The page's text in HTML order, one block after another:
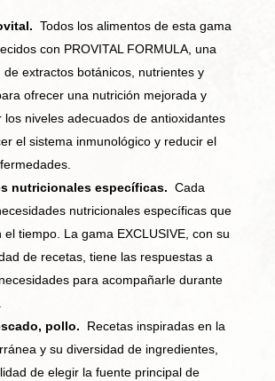
Todos los alimentos de esta gama
con PROVITAL FORMULA, una
de extractos botánicos, nutrientes y
ofrecer una nutrición mejorada y
los niveles adecuados de antioxidantes
el sistema inmunológico y reducir el
nutricionales específicas. Cada
nutricionales específicas que
el tiempo. La gama EXCLUSIVE, con su
de recetas, tiene las respuestas a
para acompañarle durante
pollo.
Recetas inspiradas en la
y su diversidad de ingredientes,
de elegir la fuente principal de